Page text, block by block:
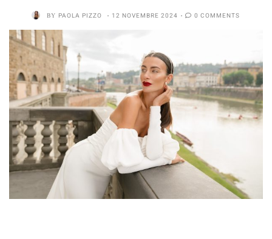
BY PAOLA PIZZO 12 NOVEMBRE 2024 0 COMMENTS